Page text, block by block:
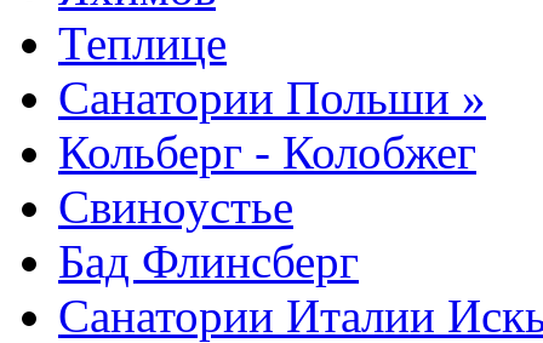
Теплице
Санатории Польши »
Кольберг - Колобжег
Свиноустье
Бад Флинсберг
Санатории Италии